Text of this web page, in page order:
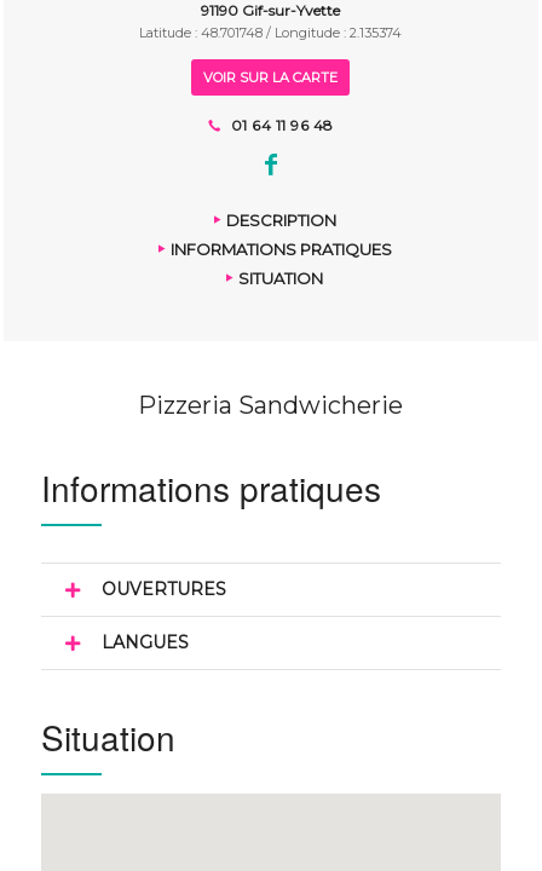
91190 Gif-sur-Yvette
Latitude : 48.701748 / Longitude : 2.135374
VOIR SUR LA CARTE
01 64 11 96 48
DESCRIPTION
INFORMATIONS PRATIQUES
SITUATION
Pizzeria Sandwicherie
Informations pratiques
OUVERTURES
LANGUES
Situation